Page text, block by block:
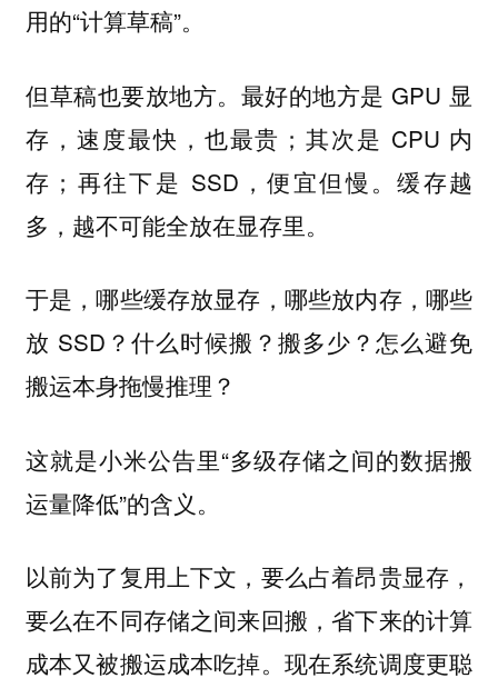
用的“计算草稿”。
但草稿也要放地方。最好的地方是 GPU 显
存，速度最快，也最贵；其次是 CPU 内
存；再往下是 SSD，便宜但慢。缓存越
多，越不可能全放在显存里。
于是，哪些缓存放显存，哪些放内存，哪些
放 SSD？什么时候搬？搬多少？怎么避免
搬运本身拖慢推理？
这就是小米公告里“多级存储之间的数据搬
运量降低”的含义。
以前为了复用上下文，要么占着昂贵显存，
要么在不同存储之间来回搬，省下来的计算
成本又被搬运成本吃掉。现在系统调度更聪